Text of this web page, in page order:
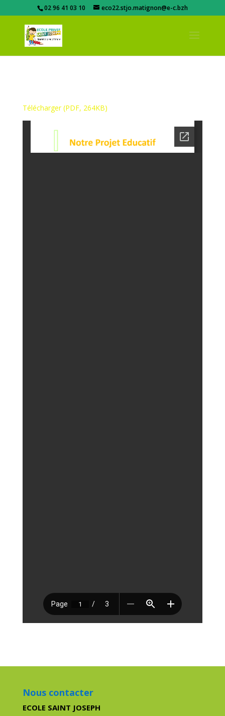
02 96 41 03 10 eco22.stjo.matignon@e-c.bzh
Télécharger (PDF, 264KB)
Nous contacter
ECOLE SAINT JOSEPH